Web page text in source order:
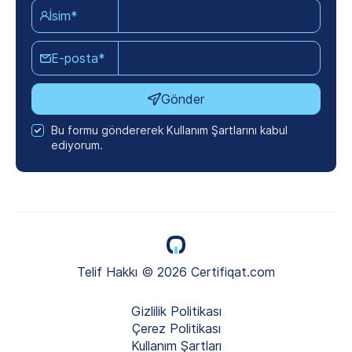
İsim*
E-posta*
Gönder
Bu formu göndererek Kullanım Şartlarını kabul
ediyorum.
Telif Hakkı © 2026 Certifiqat.com
Gizlilik Politikası
Çerez Politikası
Kullanım Şartları